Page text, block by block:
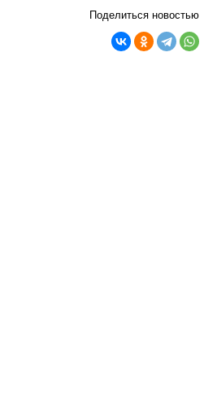
Поделиться новостью